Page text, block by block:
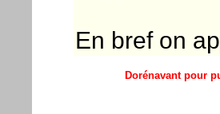
En bref on
Dorénavant pour